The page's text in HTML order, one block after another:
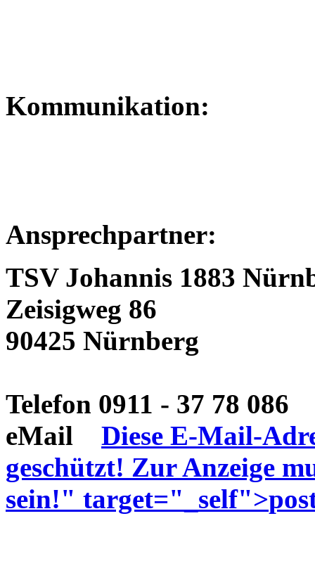
Kommunikation:
Ansprechpartner:
TSV Johannis 1883
Zeisigweg 86
90425 Nürnberg
Telefon 0911 - 37 78 086
eMail Diese E-Mail-
geschützt! Zur Anzeige
sein!" target="_self">